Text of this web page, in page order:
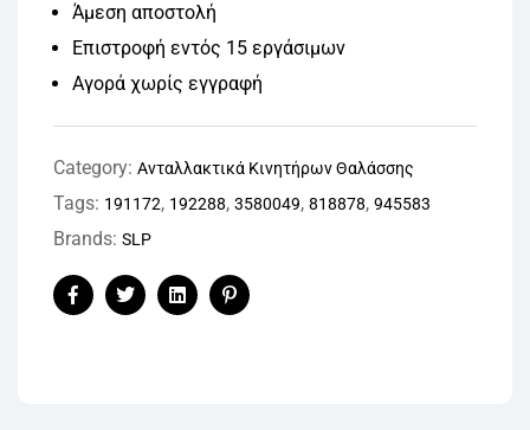
Άμεση αποστολή
Επιστροφή εντός 15 εργάσιμων
Αγορά χωρίς εγγραφή
Category: Ανταλλακτικά Κινητήρων Θαλάσσης
Tags: 191172, 192288, 3580049, 818878, 945583
Brands: SLP
FacebookTwitterLinkedinPinterest